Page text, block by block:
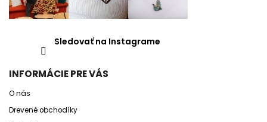
Sledovať na Instagrame
INFORMÁCIE PRE VÁS
O nás
Drevené obchodíky